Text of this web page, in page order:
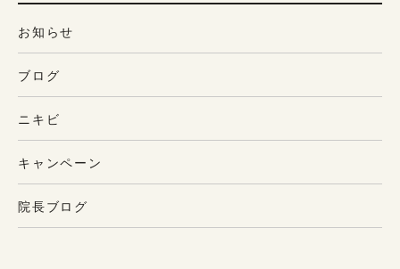
お知らせ
ブログ
キャンペーン
ニキビ
院長ブログ